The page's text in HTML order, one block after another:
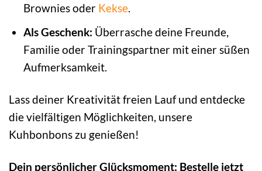
Brownies oder Kekse.
Als Geschenk: Überrasche deine Freunde,
Familie oder Trainingspartner mit einer süßen
Aufmerksamkeit.
Lass deiner Kreativität freien Lauf und entdecke
die vielfältigen Möglichkeiten, unsere
Kuhbonbons zu genießen!
Dein persönlicher Glücksmoment: Bestelle jetzt